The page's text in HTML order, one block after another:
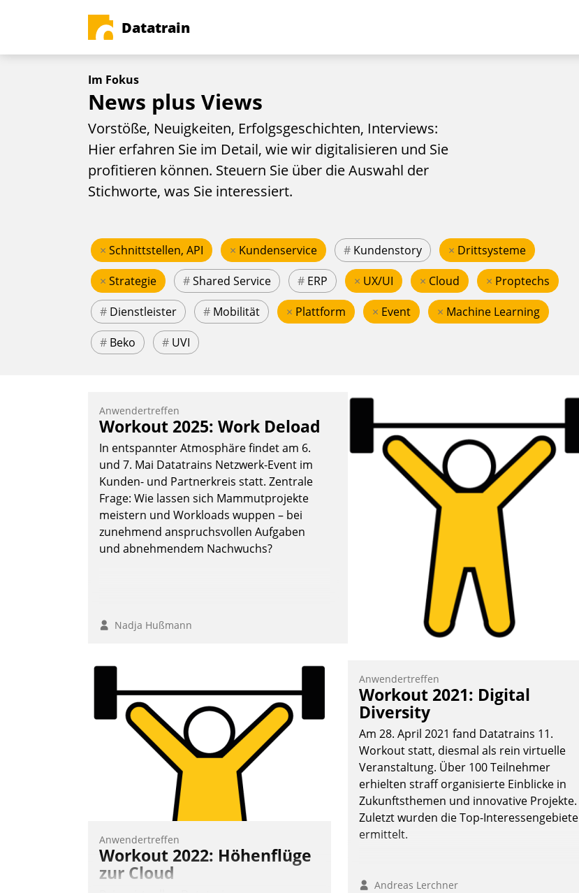
Datatrain
Im Fokus
News plus Views
Vorstöße, Neuigkeiten, Erfolgsgeschichten, Interviews:
Hier erfahren Sie im Detail, wie wir digitalisieren und Sie
profitieren können. Steuern Sie über die Auswahl der
Stichworte, was Sie interessiert.
× Schnittstellen, API × Kundenservice # Kundenstory × Drittsysteme
× Strategie #Shared Service # ERP × UX/UI × Cloud × Proptechs
# Dienstleister # Mobilität × Plattform × Event × Machine Learning
# Beko # UVI
Anwendertreffen
Workout 2025: Work Deload
In entspannter Atmosphäre findet am 6.
und 7. Mai Datatrains Netzwerk-Event im
Kunden- und Partnerkreis statt. Zentrale
Frage: Wie lassen sich Mammutprojekte
meistern und Workloads wuppen – bei
zunehmend anspruchsvollen Aufgaben
und abnehmendem Nachwuchs?
Nadja Hußmann
Anwendertreffen
Workout 2022: Höhenflüge
zur Cloud
Anwendertreffen
Workout 2021: Digital
Diversity
Am 28. April 2021 fand Datatrains 11.
Workout statt, diesmal als rein virtuelle
Veranstaltung. Über 100 Teilnehmer
erhielten straff organisierte Einblicke in
Zukunftsthemen und innovative Projekte.
Zuletzt wurden die Top-Interessengebiete
ermittelt.
Andreas Lerchner